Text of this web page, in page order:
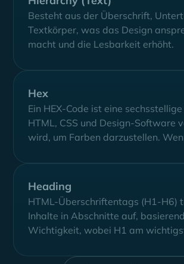
Besteht aus der Überschrift,
Textkörper, was das Design
macht und die Lesbarkeit erhöht.
Hex
Ein HEX-Code ist eine
HTML, CSS und Design-Software
wird, um Farben darzustellen.
Heading
HTML-Überschriftentags (H1-H6)
Inhalte in Abschnitte auf,
Wichtigkeit, wobei H1 am